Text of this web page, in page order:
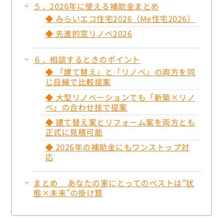
５．2026年に使える補助金まとめ
◆ みらいエコ住宅2026（Me住宅2026）
◆ 先進的窓リノベ2026
６．相談するときのポイント
◆ 「建て替え」と「リノベ」の両方を同
じ目線で比較提案
◆ 大型リノベーションでも「新築×リノ
ベ」の合わせ技で提案
◆ 建て替え案とリフォーム案を両方とも
正式に見積可能
◆ 2026年の補助金にもワンストップ対
応
まとめ__あなたの家にとってのベストは“状
態×未来”の掛け算